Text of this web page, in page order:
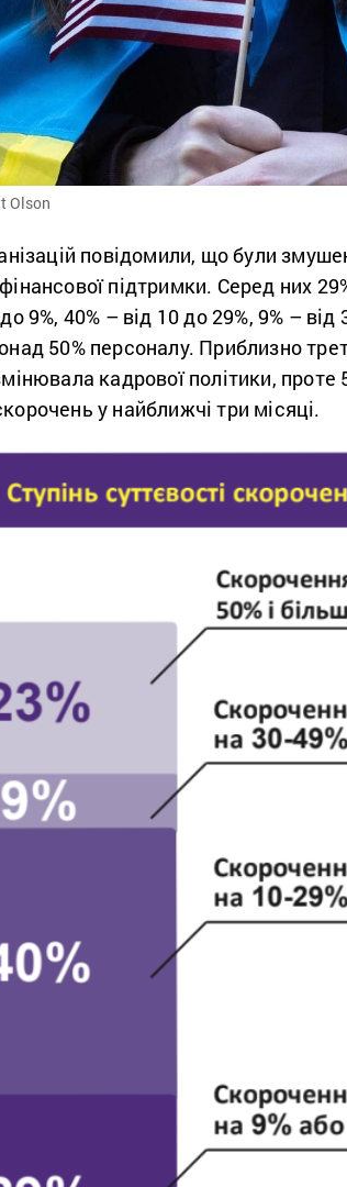
Olson
повідомили, що були
підтримки. Серед них
9%, 40% – від 10 до 29%, 9% – від
50% персоналу. Приблизно
кадрової політики, проте
у найближчі три місяці.